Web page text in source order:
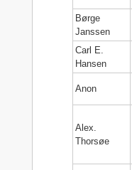
Børge
Janssen
Carl E.
Hansen
Anon
Alex.
Thorsøe